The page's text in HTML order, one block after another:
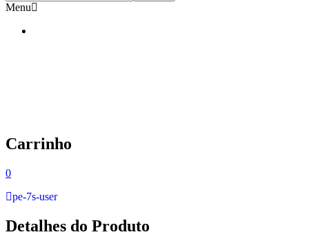
Menu
Carrinho
0
pe-7s-user
Detalhes do Produto